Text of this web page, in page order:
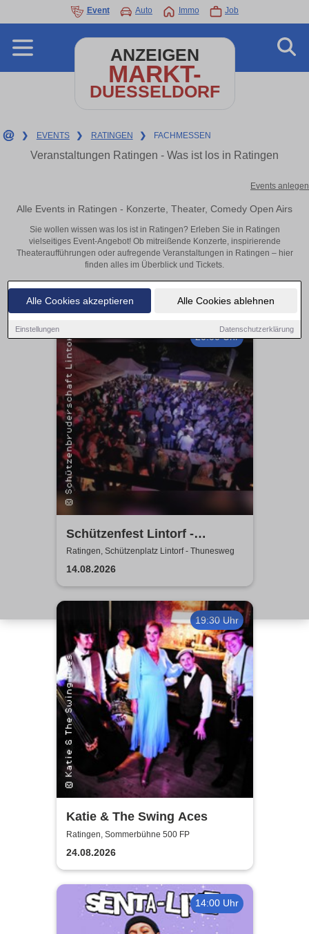
Alle Cookies akzeptieren Alle Cookies ablehnen
Einstellungen Datenschutzerklärung
Event Auto Immo Job
ANZEIGEN
MARKT-
DUESSELDORF
❯ EVENTS ❯ RATINGEN ❯ FACHMESSEN
Veranstaltungen Ratingen - Was ist los in Ratingen
Events anlegen
Alle Events in Ratingen - Konzerte, Theater, Comedy Open Airs
Sie wollen wissen was los ist in Ratingen? Erleben Sie in Ratingen
vielseitiges Event-Angebot! Ob mitreißende Konzerte, inspirierende
Theateraufführungen oder aufregende Veranstaltungen in Ratingen – hier
finden alles im Überblick und Tickets.
20:00 Uhr
Schützenfest Lintorf -
Zeltparty - St. Seb.
Schützenbruderschaft Lintorf
Ratingen, Schützenplatz Lintorf - Thunesweg
14.08.2026
19:30 Uhr
Katie & The Swing Aces
Ratingen, Sommerbühne 500 FP
24.08.2026
14:00 Uhr